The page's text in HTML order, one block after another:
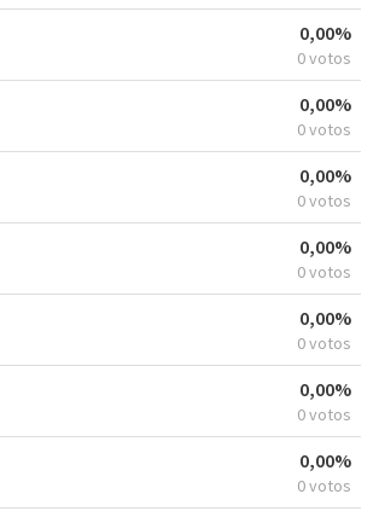
0,00%
0 votos
0,00%
0 votos
0,00%
0 votos
0,00%
0 votos
0,00%
0 votos
0,00%
0 votos
0,00%
0 votos